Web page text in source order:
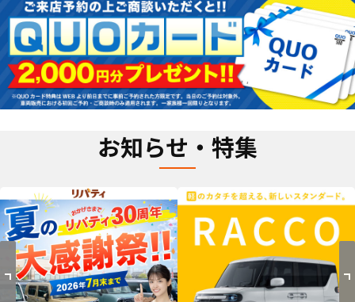
お知らせ・特集